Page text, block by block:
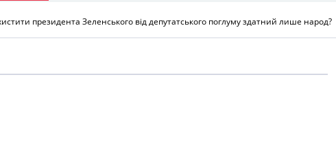
президента Зеленського від депутатського поглуму здатний лише народ?